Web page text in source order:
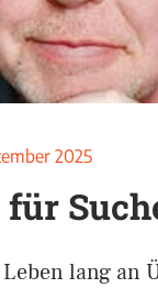
2025
lang an